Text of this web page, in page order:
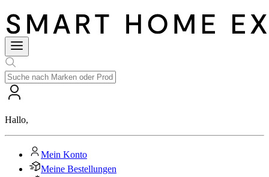
Hallo,
Mein Konto
Meine Bestellungen